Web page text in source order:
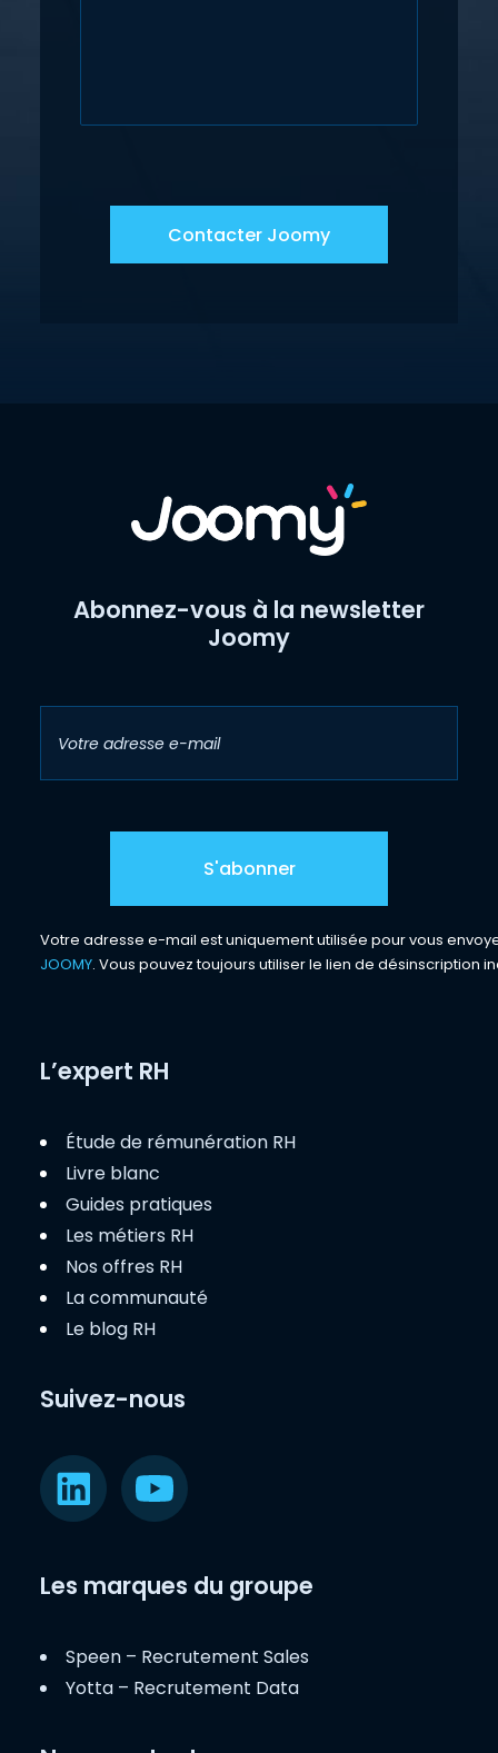
Abonnez-vous à la newsletter
Joomy
Votre adresse e-mail est uniquement utilisée pour vous
JOOMY. Vous pouvez toujours utiliser le lien de désinscription
L’expert RH
Étude de rémunération RH
Livre blanc
Guides pratiques
Les métiers RH
Nos offres RH
La communauté
Le blog RH
Suivez-nous
Les marques du groupe
Speen – Recrutement Sales
Yotta – Recrutement Data